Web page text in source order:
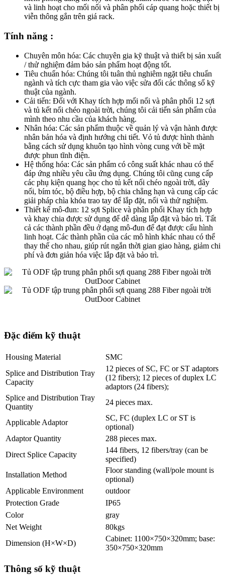
và linh hoạt cho mối nối và phân phối cáp quang hoặc thiết bị
viễn thông gắn trên giá rack.
Tính năng :
Chuyên môn hóa: Các chuyên gia kỹ thuật và thiết bị sản xuất
/ thử nghiệm đảm bảo sản phẩm hoạt động tốt.
Tiêu chuẩn hóa: Chúng tôi tuân thủ nghiêm ngặt tiêu chuẩn
ngành và tích cực tham gia vào việc sửa đổi các thông số kỹ
thuật của ngành.
Cải tiến: Đối với Khay tích hợp mối nối và phân phối 12 sợi
và tủ kết nối chéo ngoài trời, chúng tôi cải tiến sản phẩm của
mình theo nhu cầu của khách hàng.
Nhân hóa: Các sản phẩm thuộc về quản lý và vận hành được
nhân bản hóa và định hướng chi tiết. Vỏ tủ được hình thành
bằng cách sử dụng khuôn tạo hình vòng cung với bề mặt
được phun tĩnh điện.
Hệ thống hóa: Các sản phẩm có công suất khác nhau có thể
đáp ứng nhiều yêu cầu ứng dụng. Chúng tôi cũng cung cấp
các phụ kiện quang học cho tủ kết nối chéo ngoài trời, dây
nối, bím tóc, bộ điều hợp, bộ chia chẳng hạn và cung cấp các
giải pháp chìa khóa trao tay để lắp đặt, nối và thử nghiệm.
Thiết kế mô-đun: 12 sợi Splice và phân phối Khay tích hợp
và khay chia được sử dụng để dễ dàng lắp đặt và bảo trì. Tất
cả các thành phần đều ở dạng mô-đun để đạt được cấu hình
linh hoạt. Các thành phần của các mô hình khác nhau có thể
thay thế cho nhau, giúp rút ngắn thời gian giao hàng, giảm chi
phí và đơn giản hóa việc lắp đặt và bảo trì.
Đặc điểm kỹ thuật
Housing Material
SMC
Splice and Distribution Tray
Capacity
12 pieces of SC, FC or ST adaptors
(12 fibers); 12 pieces of duplex LC
adaptors (24 fibers);
Splice and Distribution Tray
Quantity
24 pieces max.
Applicable Adaptor
SC, FC (duplex LC or ST is
optional)
Adaptor Quantity
288 pieces max.
Direct Splice Capacity
144 fibers, 12 fibers/tray (can be
specified)
Installation Method
Floor standing (wall/pole mount is
optional)
Applicable Environment
outdoor
Protection Grade
IP65
Color
gray
Net Weight
80kgs
Dimension (H×W×D)
Cabinet: 1100×750×320mm; base:
350×750×320mm
Thông số kỹ thuật